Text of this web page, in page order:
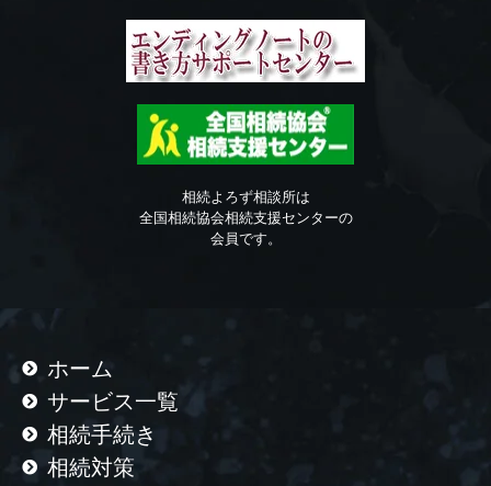
相続よろず相談所は
全国相続協会相続支援センターの
会員です。
ホーム
サービス一覧
相続手続き
相続対策